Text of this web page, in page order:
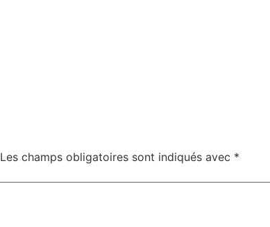
Les champs obligatoires sont indiqués avec *